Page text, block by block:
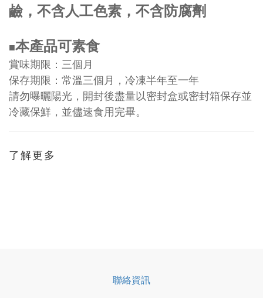
鹼， 不含人工色素，不含防腐劑
■本產品可素食
賞味期限：三個月
保存期限：常溫三個月，冷凍半年至一年
請勿曝曬陽光，開封後盡量以密封盒或密封箱保存並
冷藏保鮮，並儘速食用完畢。
了解更多
聯絡資訊